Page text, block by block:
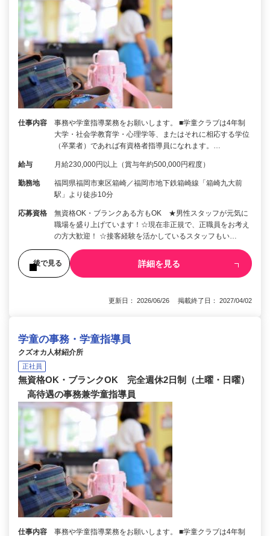
仕事内容
事務や学童指導業務をお願いします。 ■学童クラブは4年制
大学・社会学教育学・心理学等、またはそれに相応する学位
（卒業者）であれば有資格者指導員になれます。…
給与 月給230,000円以上（賞与年約500,000円程度）
勤務地
福岡県福岡市東区箱崎／福岡市地下鉄箱崎線「箱崎九大前
駅」より徒歩10分
応募資格
無資格OK・ブランクある方もOK ★男性スタッフが元気に
職場を盛り上げています！☆現在非正規で、正職員をお考え
の方大歓迎！ ☆接客経験を活かしているスタッフもい…
後で見る 詳細を見る
更新日： 2026/06/26 掲載終了日： 2027/04/02
学童の事務・学童指導員
クズオカ人材紹介所
正社員
無資格OK・ブランクOK 完全週休2日制（土曜・日曜）
高待遇の事務兼学童指導員
仕事内容 事務や学童指導業務をお願いします。 ■学童クラブは4年制